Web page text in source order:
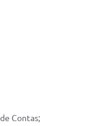
Contas;